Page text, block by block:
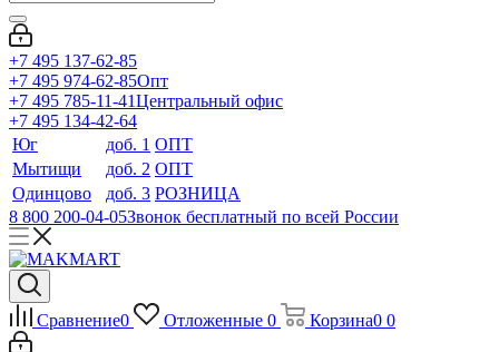
+7 495 137-62-85
+7 495 974-62-85Опт
+7 495 785-11-41Центральный офис
+7 495 134-42-64
Юг
доб. 1 ОПТ
Мытищи
доб. 2 ОПТ
Одинцово
доб. 3 РОЗНИЦА
8 800 200-04-05Звонок бесплатный по всей России
Сравнение0 Отложенные 0 Корзина0 0